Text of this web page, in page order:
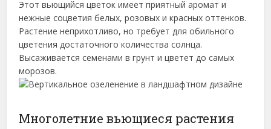
Этот вьющийся цветок имеет приятный аромат и
нежные соцветия белых, розовых и красных оттенков.
Растение неприхотливо, но требует для обильного
цветения достаточного количества солнца.
Высаживается семенами в грунт и цветет до самых
морозов.
Многолетние вьющиеся растения